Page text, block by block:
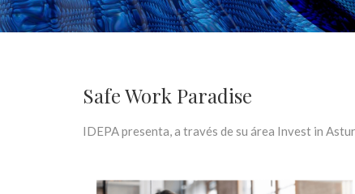
Safe Work Paradise
IDEPA presenta, a través de su área Invest in